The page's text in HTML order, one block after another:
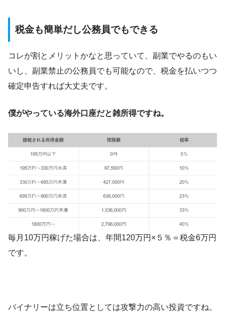
税金も簡単だし公務員でもできる
コレが割とメリットかなと思っていて、副業でやるのもい
いし、副業禁止の公務員でも可能なので、税金を払いつつ
確定申告すれば大丈夫です。
僕がやっている海外口座だと雑所得ですね。
毎月10万円稼げた場合は、年間120万円×５％＝税金6万円
です。
バイナリーは立ち位置としては攻撃力の高い投資ですね。